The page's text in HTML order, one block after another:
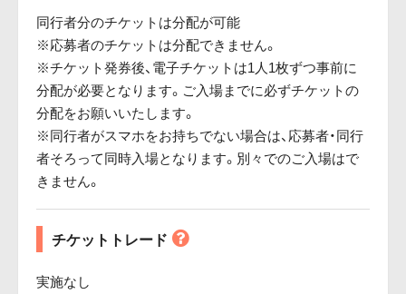
同行者分のチケットは分配が可能
※応募者のチケットは分配できません。
※チケット発券後、電子チケットは1人1枚ずつ事前に
分配が必要となります。ご入場までに必ずチケットの
分配をお願いいたします。
※同行者がスマホをお持ちでない場合は、応募者・同行
者そろって同時入場となります。別々でのご入場はで
きません。
チケットトレード
実施なし